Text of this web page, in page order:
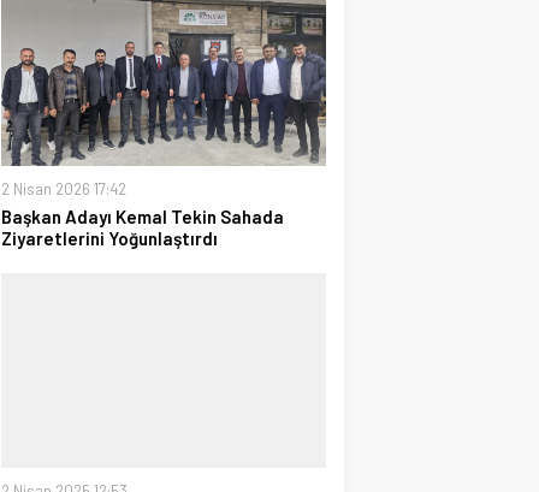
2 Nisan 2026 17:42
Başkan Adayı Kemal Tekin Sahada
Ziyaretlerini Yoğunlaştırdı